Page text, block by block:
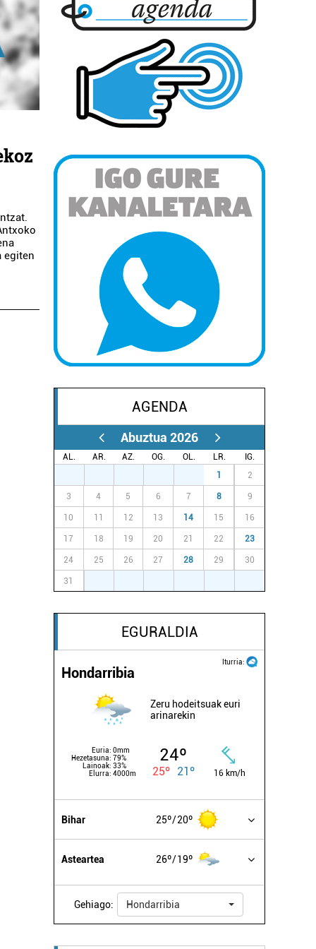
egiten
AGENDA
Abuztua 2026
AL. AR. AZ. OG. OL. LR.
IG.
1 2
3 4 5 6 7 8 9
10 11 12 13 14 15 16
17 18 19 20 21 22 23
24 25 26 27 28 29 30
31
EGURALDIA
Iturria:
Hondarribia
Zeru hodeitsuak euri
arinarekin
Euria: 0mm
Hezetasuna: 79%
Lainoak: 33%
Elurra: 4000m
24º
25º 21º 16 km/h
Bihar 25º 20º
Asteartea 26º 19º
Gehiago: Hondarribia